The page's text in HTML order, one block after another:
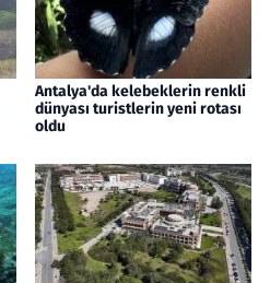
Antalya'da kelebeklerin renkli
dünyası turistlerin yeni rotası
oldu